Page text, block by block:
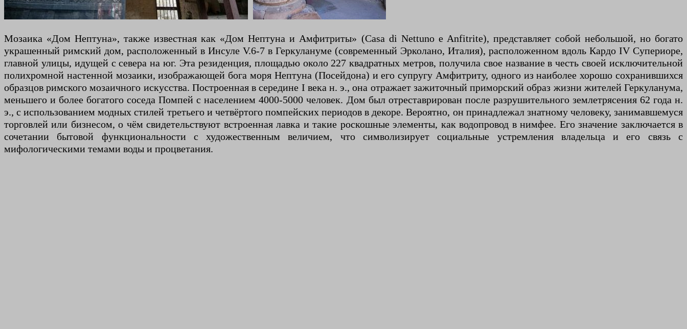
Мозаика «Дом Нептуна», также известная как «Дом Нептуна и Амфитриты» (Casa di Nettuno e Anfitrite), представляет собой небольшой, но богато
украшенный римский дом, расположенный в Инсуле V.6-7 в Геркулануме (современный Эрколано, Италия), расположенном вдоль Кардо IV Супериоре,
главной улицы, идущей с севера на юг. Эта резиденция, площадью около 227 квадратных метров, получила свое название в честь своей исключительной
полихромной настенной мозаики, изображающей бога моря Нептуна (Посейдона) и его супругу Амфитриту, одного из наиболее хорошо сохранившихся
образцов римского мозаичного искусства. Построенная в середине I века н. э., она отражает зажиточный приморский образ жизни жителей Геркуланума,
меньшего и более богатого соседа Помпей с населением 4000-5000 человек. Дом был отреставрирован после разрушительного землетрясения 62 года н.
э., с использованием модных стилей третьего и четвёртого помпейских периодов в декоре. Вероятно, он принадлежал знатному человеку, занимавшемуся
торговлей или бизнесом, о чём свидетельствуют встроенная лавка и такие роскошные элементы, как водопровод в нимфее. Его значение заключается в
сочетании бытовой функциональности с художественным величием, что символизирует социальные устремления владельца и его связь с
мифологическими темами воды и процветания.